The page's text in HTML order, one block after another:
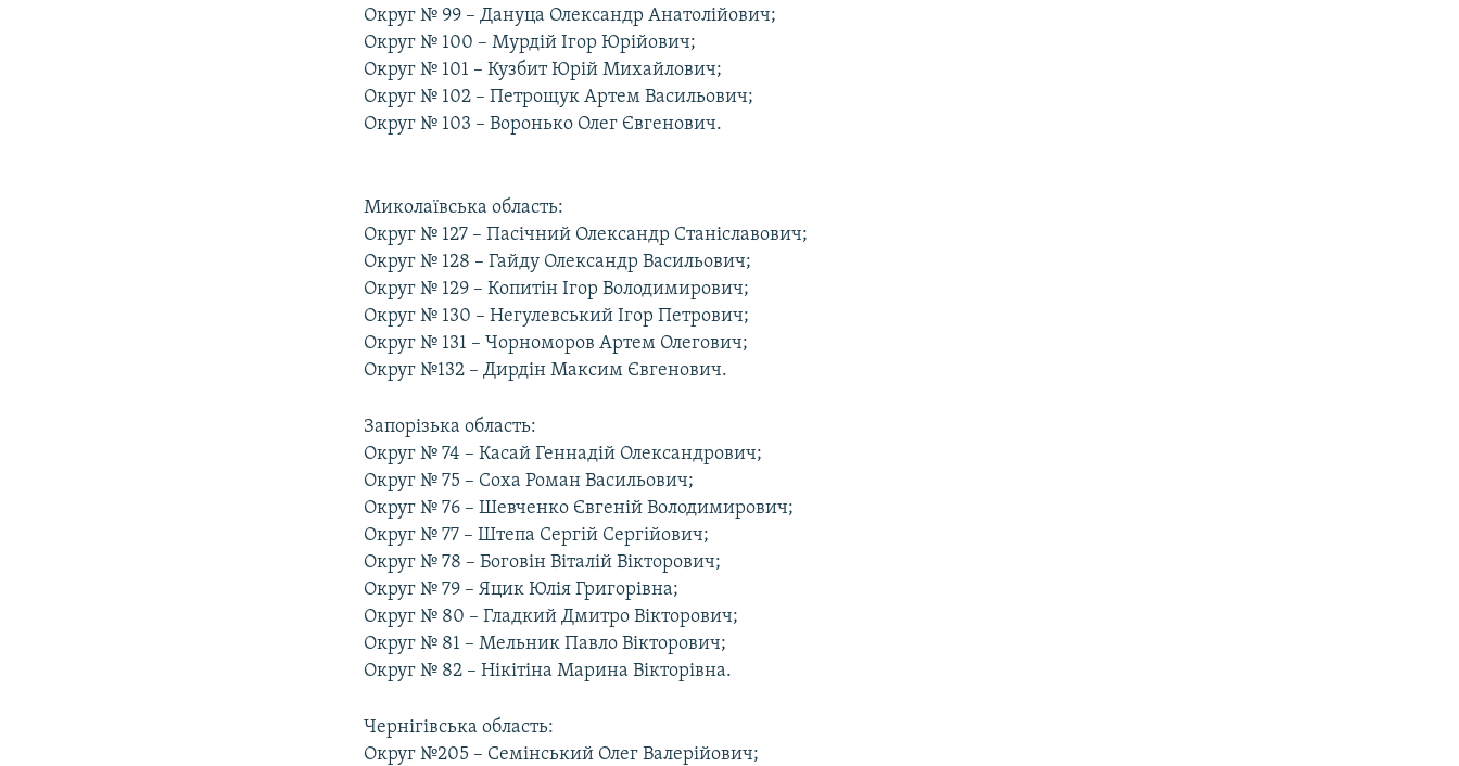
Округ № 99 – Дануца Олександр Анатолійович;
Округ № 100 – Мурдій Ігор Юрійович;
Округ № 101 – Кузбит Юрій Михайлович;
Округ № 102 – Петрощук Артем Васильович;
Округ № 103 – Воронько Олег Євгенович.
Миколаївська область:
Округ № 127 – Пасічний Олександр Станіславович;
Округ № 128 – Гайду Олександр Васильович;
Округ № 129 – Копитін Ігор Володимирович;
Округ № 130 – Негулевський Ігор Петрович;
Округ № 131 – Чорноморов Артем Олегович;
Округ №132 – Дирдін Максим Євгенович.
Запорізька область:
Округ № 74 – Касай Геннадій Олександрович;
Округ № 75 – Соха Роман Васильович;
Округ № 76 – Шевченко Євгеній Володимирович;
Округ № 77 – Штепа Сергій Сергійович;
Округ № 78 – Боговін Віталій Вікторович;
Округ № 79 – Яцик Юлія Григорівна;
Округ № 80 – Гладкий Дмитро Вікторович;
Округ № 81 – Мельник Павло Вікторович;
Округ № 82 – Нікітіна Марина Вікторівна.
Чернігівська область:
Округ №205 – Семінський Олег Валерійович;